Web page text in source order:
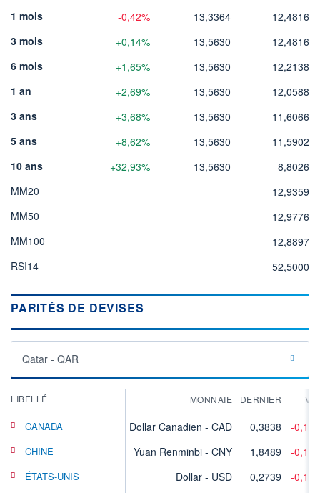
1 mois
-0,42% 13,3364
12,4816
3 mois
+0,14% 13,5630
12,4816
6 mois
+1,65% 13,5630
12,2138
1 an
+2,69% 13,5630
12,0588
3 ans
+3,68% 13,5630
11,6066
5 ans
+8,62% 13,5630
11,5902
10 ans
+32,93% 13,5630
8,8026
MM20
12,9359
MM50
12,9776
MM100
12,8897
RSI14
52,5000
PARITÉS DE DEVISES
Qatar - QAR
LIBELLÉ MONNAIE DERNIER
CANADA Dollar Canadien - CAD 0,3838 -
CHINE Yuan Renminbi - CNY 1,8489 -
ÉTATS-UNIS Dollar - USD 0,2739 -